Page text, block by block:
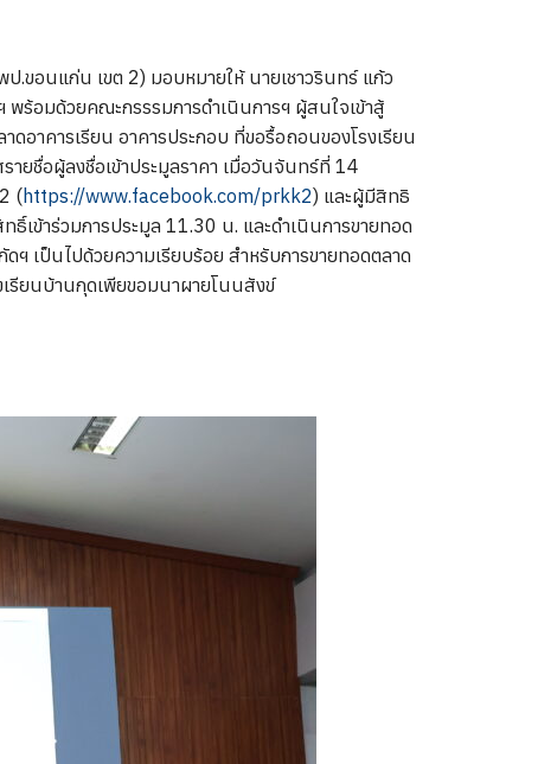
ขอนแก่น เขต 2) มอบหมายให้ นายเชาวรินทร์ แก้ว
ร้อมด้วยคณะกรรรมการดำเนินการฯ ผู้สนใจเข้าสู้
อาคารเรียน อาคารประกอบ ที่ขอรื้อถอนของโรงเรียน
ายชื่อผู้ลงชื่อเข้าประมูลราคา เมื่อวันจันทร์ที่ 14
(https://www.facebook.com/prkk2) และผู้มีสิทธิ
เข้าร่วมการประมูล 11.30 น. และดำเนินการขายทอด
ฯ เป็นไปด้วยความเรียบร้อย สำหรับการขายทอดตลาด
รียนบ้านกุดเพียขอมนาผายโนนสังข์